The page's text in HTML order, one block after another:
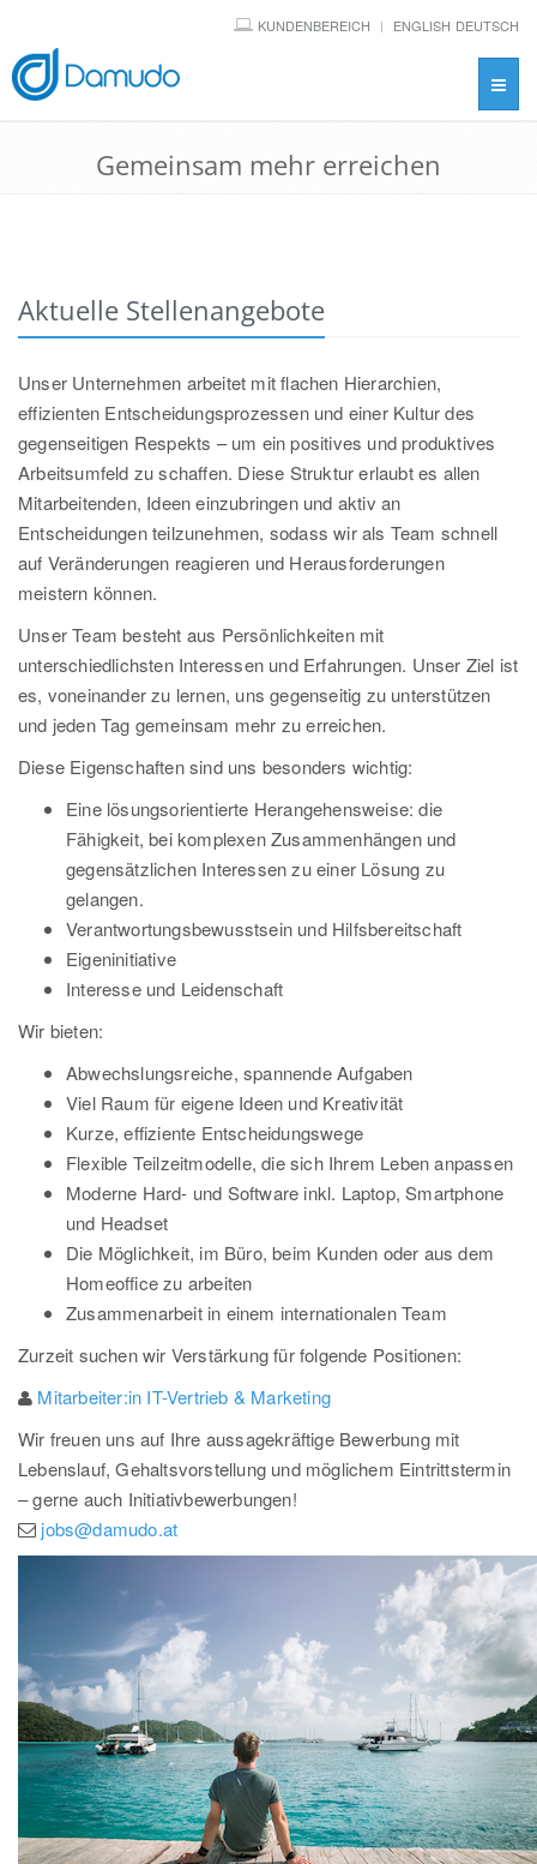
KUNDENBEREICH ENGLISH DEUTSCH
Gemeinsam mehr erreichen
Aktuelle Stellenangebote
Unser Unternehmen arbeitet mit flachen Hierarchien,
effizienten Entscheidungsprozessen und einer Kultur des
gegenseitigen Respekts – um ein positives und produktives
Arbeitsumfeld zu schaffen. Diese Struktur erlaubt es allen
Mitarbeitenden, Ideen einzubringen und aktiv an
Entscheidungen teilzunehmen, sodass wir als Team schnell
auf Veränderungen reagieren und Herausforderungen
meistern können.
Unser Team besteht aus Persönlichkeiten mit
unterschiedlichsten Interessen und Erfahrungen. Unser Ziel ist
es, voneinander zu lernen, uns gegenseitig zu unterstützen
und jeden Tag gemeinsam mehr zu erreichen.
Diese Eigenschaften sind uns besonders wichtig:
Eine lösungsorientierte Herangehensweise: die
Fähigkeit, bei komplexen Zusammenhängen und
gegensätzlichen Interessen zu einer Lösung zu
gelangen.
Verantwortungsbewusstsein und Hilfsbereitschaft
Eigeninitiative
Interesse und Leidenschaft
Wir bieten:
Abwechslungsreiche, spannende Aufgaben
Viel Raum für eigene Ideen und Kreativität
Kurze, effiziente Entscheidungswege
Flexible Teilzeitmodelle, die sich Ihrem Leben anpassen
Moderne Hard- und Software inkl. Laptop, Smartphone
und Headset
Die Möglichkeit, im Büro, beim Kunden oder aus dem
Homeoffice zu arbeiten
Zusammenarbeit in einem internationalen Team
Zurzeit suchen wir Verstärkung für folgende Positionen:
Mitarbeiter:in IT-Vertrieb & Marketing
Wir freuen uns auf Ihre aussagekräftige Bewerbung mit
Lebenslauf, Gehaltsvorstellung und möglichem Eintrittstermin
– gerne auch Initiativbewerbungen!
jobs@damudo.at